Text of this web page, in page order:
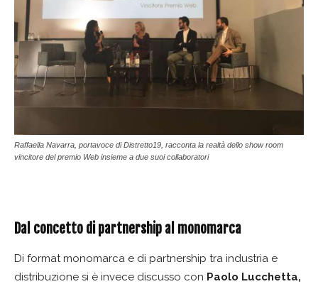
Raffaella Navarra, portavoce di Distretto19, racconta la realtà dello show room
vincitore del premio Web insieme a due suoi collaboratori
Dal concetto di partnership al monomarca
Di format monomarca e di partnership tra industria e
distribuzione si è invece discusso con Paolo Lucchetta,